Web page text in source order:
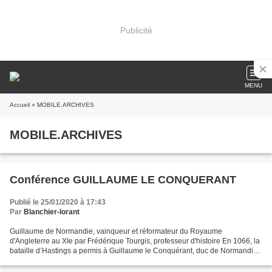
Publicité
MENU
Accueil » MOBILE.ARCHIVES
MOBILE.ARCHIVES
Conférence GUILLAUME LE CONQUERANT
Publié le 25/01/2020 à 17:43
Par Blanchier-lorant
Guillaume de Normandie, vainqueur et réformateur du Royaume
d'Angleterre au XIe par Frédérique Tourgis, professeur d'histoire En 1066, la
bataille d’Hastings a permis à Guillaume le Conquérant, duc de Normandie,